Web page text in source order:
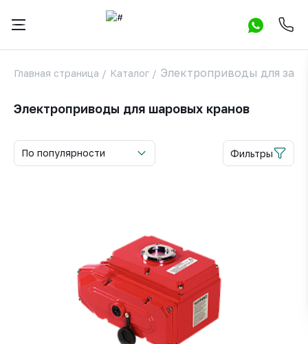
Главная страница / Каталог / Электроприводы для
Электроприводы для шаровых кранов
По популярности Фильтры